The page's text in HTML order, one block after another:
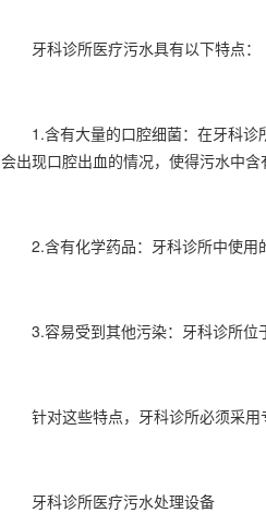
牙科诊所医疗污水具有以下特点：
1.含有大量的口腔细菌：在牙科诊
会出现口腔出血的情况，使得污水中含
2.含有化学药品：牙科诊所中使用
3.容易受到其他污染：牙科诊所位
针对这些特点，牙科诊所必须采用
牙科诊所医疗污水处理设备